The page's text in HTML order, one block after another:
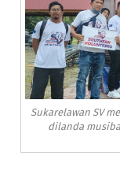
Sukarelawan SV
dilanda